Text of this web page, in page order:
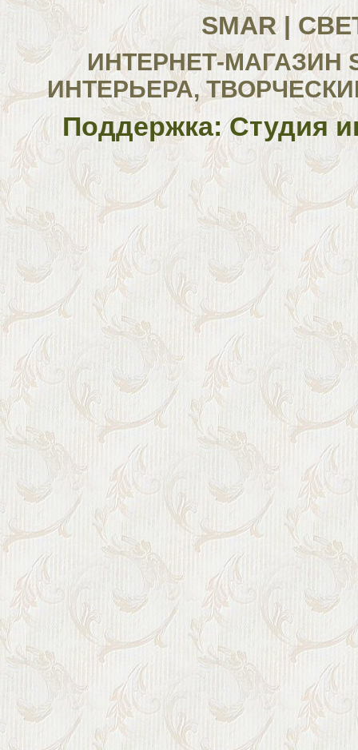
SMAR |
ИНТЕРНЕТ-МАГАЗИН
ИНТЕРЬЕРА,
Поддержка: Студия